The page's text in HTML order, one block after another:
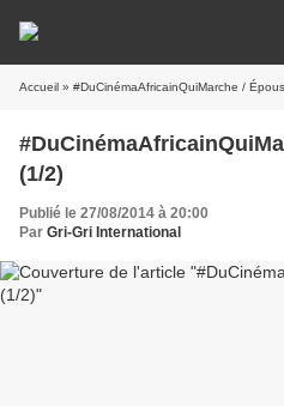
Accueil » #DuCinémaAfricainQuiMarche /
(1/2)
Publié le 27/08/2014 à 20:00
Par Gri-Gri International